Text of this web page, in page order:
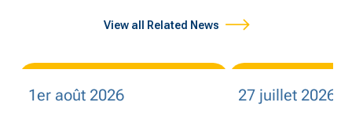
View all Related News
1er août 2026 27 juillet 2026